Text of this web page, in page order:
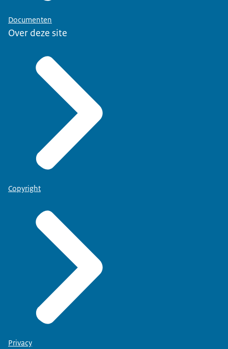
Documenten
Over deze site
Copyright
Privacy